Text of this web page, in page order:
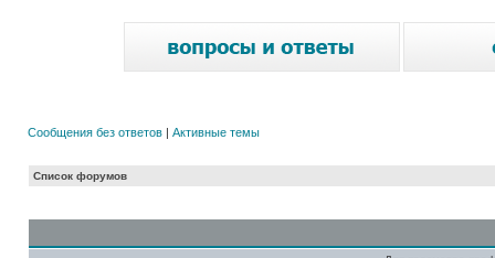
Сообщения без ответов | Активные темы
Список форумов